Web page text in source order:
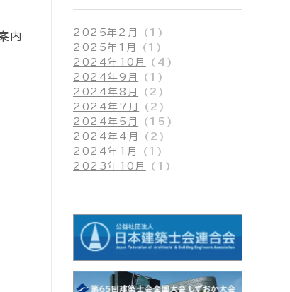
内
2025年2月
(1)
2025年1月
(1)
2024年10月
(4)
2024年9月
(1)
2024年8月
(2)
2024年7月
(2)
2024年5月
(15)
2024年4月
(2)
2024年1月
(1)
2023年10月
(1)